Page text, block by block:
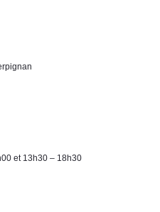
et 13h30 – 18h30